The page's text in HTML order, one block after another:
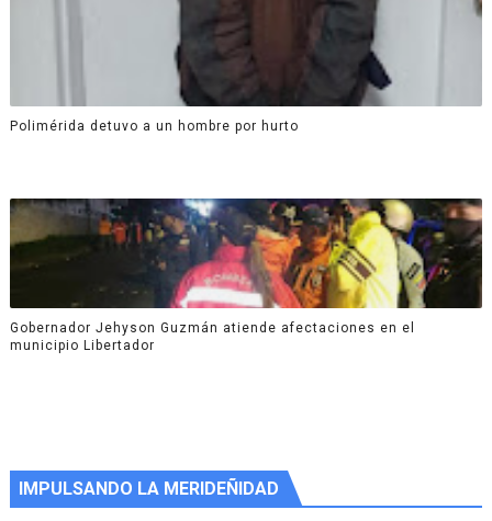
Polimérida detuvo a un hombre por hurto
Gobernador Jehyson Guzmán atiende afectaciones en el
municipio Libertador
IMPULSANDO LA MERIDEÑIDAD